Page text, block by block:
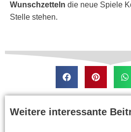
Wunschzetteln die neue Spiele
Stelle stehen.
Weitere interessante